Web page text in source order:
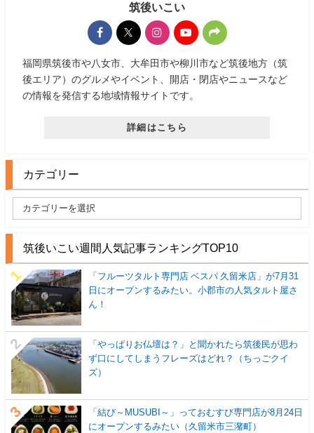
筑後いこい
福岡県筑後市や八女市、大牟田市や柳川市など筑後地方（筑
後エリア）のグルメやイベント、開店・閉店やニュースなど
の情報を発信する地域情報サイトです。
詳細はこちら
カテゴリー
筑後いこい週間人気記事ランキングTOP10
「フルーツタルト専門店 ベスパ 久留米店」が7月31
日にオープンするみたい。小郡市の人気タルト屋さ
ん！
「やっぱりお仏壇は？」と聞かれたら筑後民が思わ
ず口にしてしまうフレーズはどれ？（ちっごクイ
ズ）
「結び～MUSUBI～」っておむすび専門店が8月24日
にオープンするみたい（久留米市三潴町）